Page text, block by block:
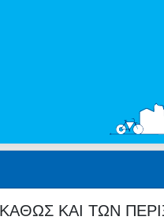
ΚΑΙ ΤΩΝ